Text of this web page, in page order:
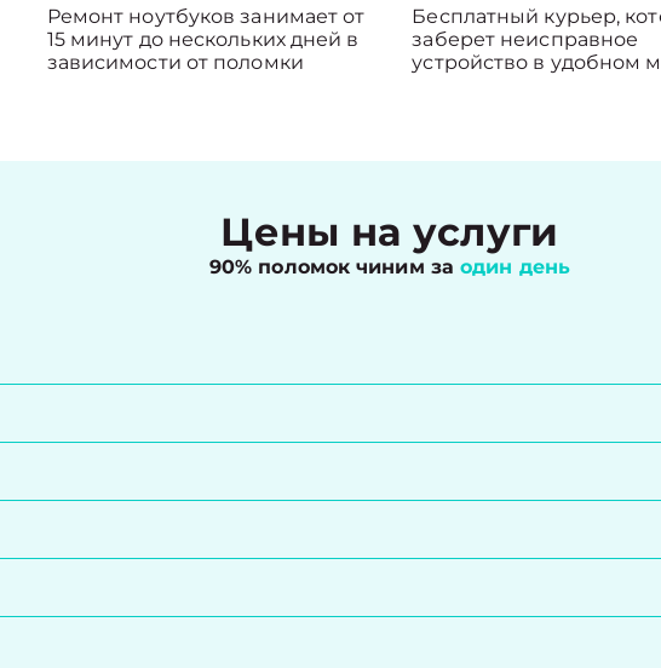
Ремонт ноутбуков занимает от
15 минут до нескольких дней в
зависимости от поломки
Бесплатный курьер,
заберет неисправное
устройство в удобном
Цены на услуги
90% поломок чиним заодин день